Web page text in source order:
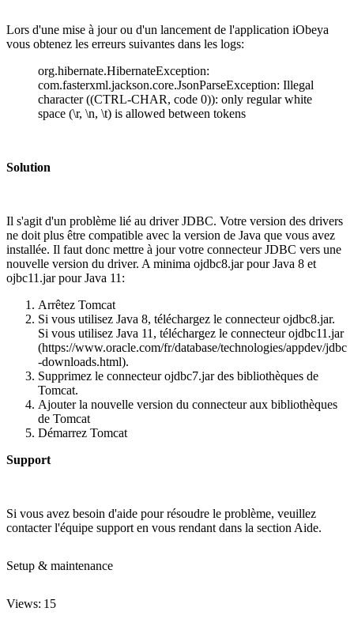
Lors d'une mise à jour ou d'un lancement de l'application iObeya
vous obtenez les erreurs suivantes dans les logs:
org.hibernate.HibernateException:
com.fasterxml.jackson.core.JsonParseException: Illegal
character ((CTRL-CHAR, code 0)): only regular white
space (\r, \n, \t) is allowed between tokens
Solution
Il s'agit d'un problème lié au driver JDBC. Votre version des drivers
ne doit plus être compatible avec la version de Java que vous avez
installée. Il faut donc mettre à jour votre connecteur JDBC vers une
nouvelle version du driver. A minima ojdbc8.jar pour Java 8 et
ojbc11.jar pour Java 11:
Arrêtez Tomcat
Si vous utilisez Java 8, téléchargez le connecteur ojdbc8.jar.
Si vous utilisez Java 11, téléchargez le connecteur ojdbc11.jar
(https://www.oracle.com/fr/database/technologies/appdev/jdbc
-downloads.html).
Supprimez le connecteur ojdbc7.jar des bibliothèques de
Tomcat.
Ajouter la nouvelle version du connecteur aux bibliothèques
de Tomcat
Démarrez Tomcat
Support
Si vous avez besoin d'aide pour résoudre le problème, veuillez
contacter l'équipe support en vous rendant dans la section Aide.
Setup & maintenance
Views: 15